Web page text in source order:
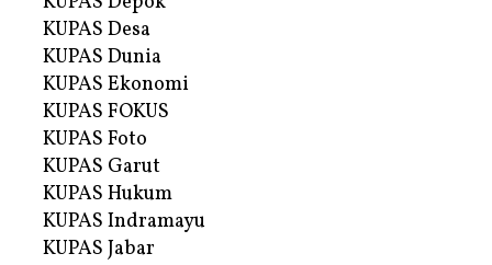
KUPAS Desa
KUPAS Dunia
KUPAS Ekonomi
KUPAS FOKUS
KUPAS Foto
KUPAS Garut
KUPAS Hukum
KUPAS Indramayu
KUPAS Jabar